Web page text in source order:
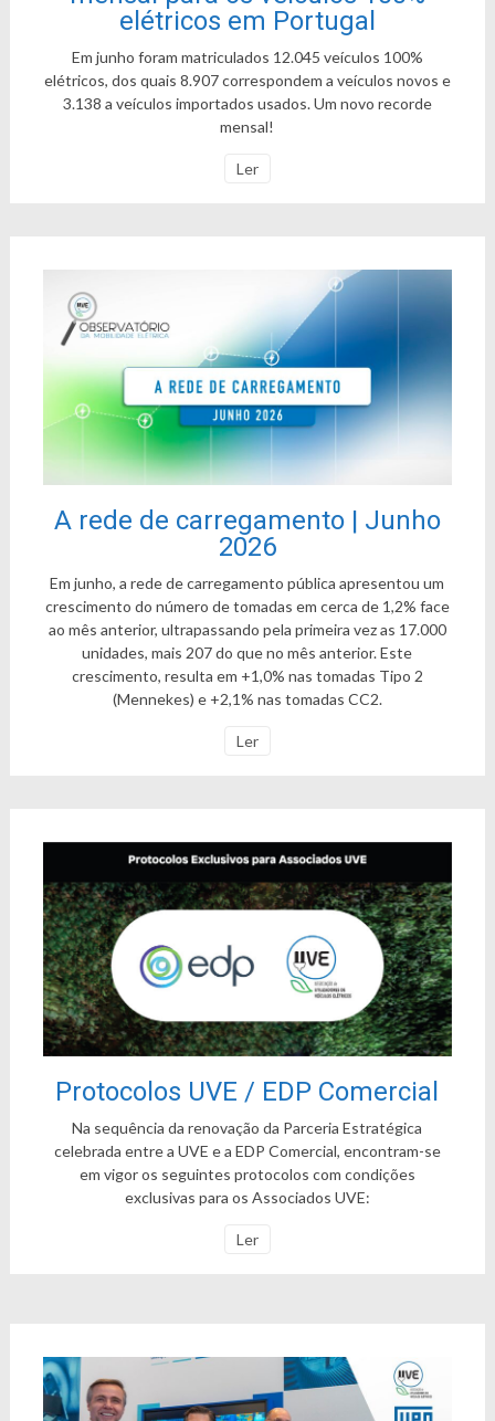
elétricos em Portugal
Em junho foram matriculados 12.045 veículos 100%
elétricos, dos quais 8.907 correspondem a veículos novos e
3.138 a veículos importados usados. Um novo recorde
mensal!
Ler
A rede de carregamento | Junho
2026
Em junho, a rede de carregamento pública apresentou um
crescimento do número de tomadas em cerca de 1,2% face
ao mês anterior, ultrapassando pela primeira vez as 17.000
unidades, mais 207 do que no mês anterior. Este
crescimento, resulta em +1,0% nas tomadas Tipo 2
(Mennekes) e +2,1% nas tomadas CC2.
Ler
Protocolos UVE / EDP Comercial
Na sequência da renovação da Parceria Estratégica
celebrada entre a UVE e a EDP Comercial, encontram-se
em vigor os seguintes protocolos com condições
exclusivas para os Associados UVE:
Ler